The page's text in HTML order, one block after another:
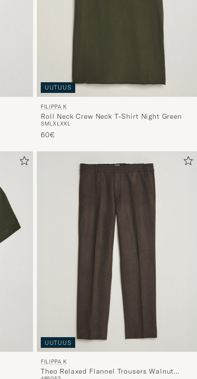
UUTUUS
FILIPPA K
Roll Neck Crew Neck T-Shirt Night Green
SMLXL XXL
60€
UUTUUS
FILIPPA K
Theo Relaxed Flannel Trousers Walnut